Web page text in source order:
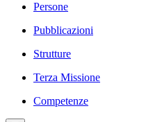
Persone
Pubblicazioni
Strutture
Terza Missione
Competenze